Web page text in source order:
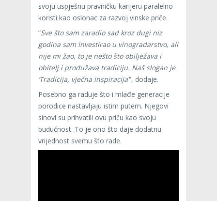
svoju uspješnu pravničku karijeru paralelno
koristi kao oslonac za razvoj vinske priče.
“Sve što sam zaradio sad kroz dugi niz
godina sam investirao u vinogradarstvo, ali
nije mi žao, to je nešto što obilježava i
obitelj i produžava tradiciju. Naš slogan je
‘Tradicija, vječna inspiracija’“, dodaje.
Posebno ga raduje što i mlađe generacije
porodice nastavljaju istim putem. Njegovi
sinovi su prihvatili ovu priču kao svoju
budućnost. To je ono što daje dodatnu
vrijednost svemu što rade.